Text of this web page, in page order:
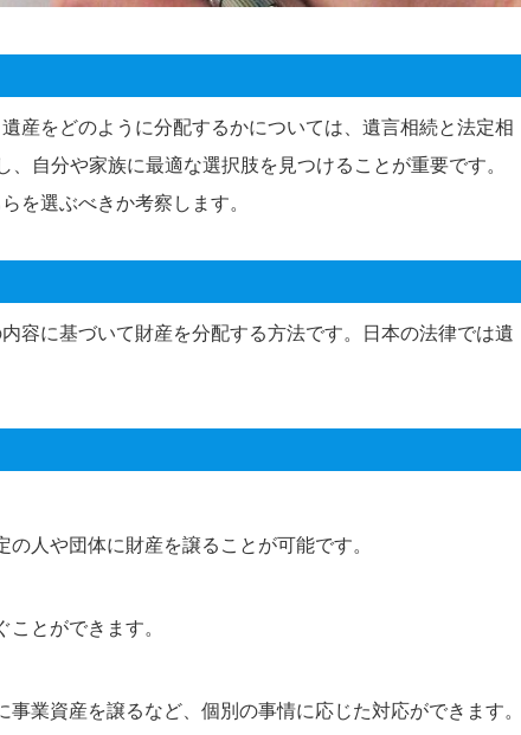
産をどのように分配するかについては、遺言相続と法定相
自分や家族に最適な選択肢を見つけることが重要です。
を選ぶべきか考察します。
容に基づいて財産を分配する方法です。日本の法律では遺
人や団体に財産を譲ることが可能です。
とができます。
業資産を譲るなど、個別の事情に応じた対応ができます。